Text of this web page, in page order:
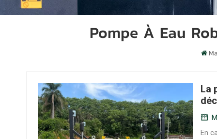
Pompe À Eau
La
En